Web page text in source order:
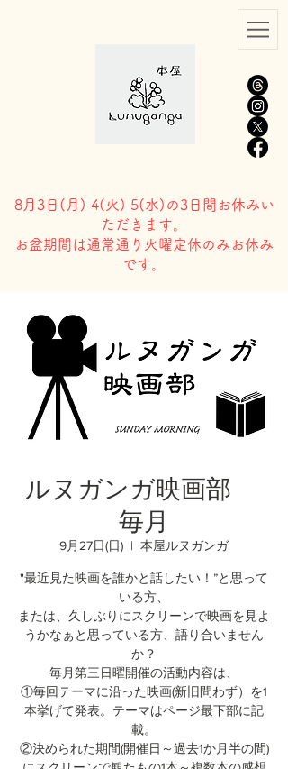
8月3日( 月) 4(火) 5(水)の3日間お休みい
ただきます。
​お盆期間は通常通り火曜定休のみお休み
です。
ルヌガンガ映画部
毎月
9月27日(日)
  |
本屋ルヌガンガ
"最近見た映画を誰かと話したい！”と思って
いる方、
または、久しぶりにスクリーンで映画を見よ
うかなぁと思っている方、語り合いません
か？
毎月第三日曜開催の活動内容は、
①毎回テーマに沿った映画(新旧問わず）を1
本挙げて発表。テーマはページ最下部に記
載。
②決められた期間(開催日～過去1か月半の間)